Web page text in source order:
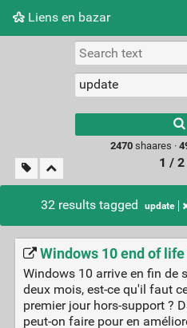
Liens en bazar
Picture wall
2470 shaares ·
1 / 2
32 results tagged update
Windows 10 end of
Windows 10 arrive en fin de
deux mois, est-ce qu'il faut
premier jour hors-support ?
peut-on faire pour en